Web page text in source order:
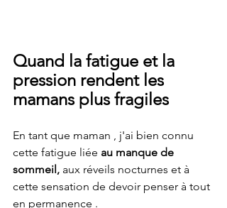
Quand la fatigue et la
pression rendent les
mamans plus fragiles
En tant que maman , j'ai bien connu
cette fatigue liée au manque de
sommeil, aux réveils nocturnes et à
cette sensation de devoir penser à tout
en permanence .